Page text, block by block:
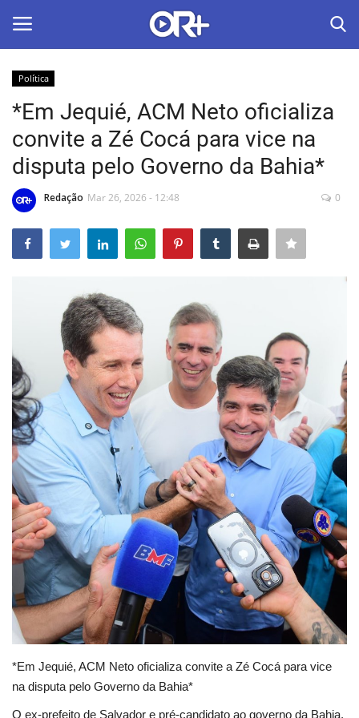
Home
O Radião News
Últimas
Economia
Educação
Municípios
Esportes
Saúde
Language
portugues English
Política
*Em Jequié, ACM Neto oficializa
convite a Zé Cocá para vice na
disputa pelo Governo da Bahia*
Redação Mar 26, 2026 - 12:48 0
*Em Jequié, ACM Neto oficializa convite a Zé Cocá para vice
na disputa pelo Governo da Bahia*
O ex-prefeito de Salvador e pré-candidato ao governo da Bahia,